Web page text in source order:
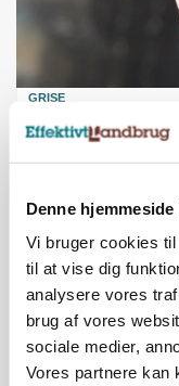
Denne
Vi bruger cookies
til at vise dig
analysere vores
brug af vores
sociale medier,
Vores partnere kan
GRISE
Danish Crown
gab er 3 kroner –